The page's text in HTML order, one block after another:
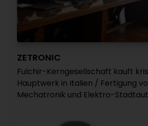
ZETRONIC
Fulchir-Kerngesellschaft kauft
Hauptwerk in Italien / Fertigung
Mechatronik und Elektro-